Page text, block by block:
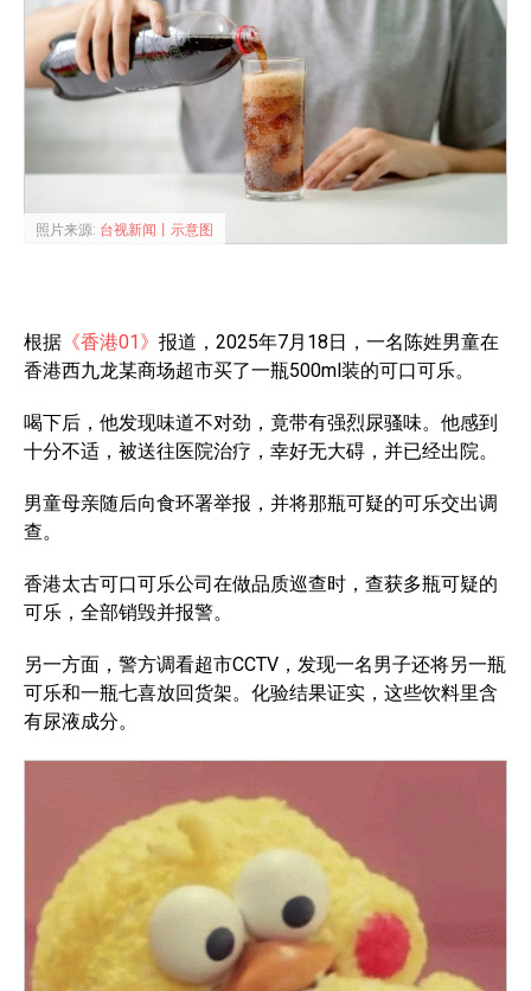
照片来源: 台视新闻丨示意图
根据 《香港01》 报道，2025年7月18日，一名陈姓男童在
香港西九龙某商场超市买了一瓶500ml装的可口可乐。
喝下后，他发现味道不对劲，竟带有强烈尿骚味。他感到
十分不适，被送往医院治疗，幸好无大碍，并已经出院。
男童母亲随后向食环署举报，并将那瓶可疑的可乐交出调
查。
香港太古可口可乐公司在做品质巡查时，查获多瓶可疑的
可乐，全部销毁并报警。
另一方面，警方调看超市CCTV，发现一名男子还将另一瓶
可乐和一瓶七喜放回货架。化验结果证实，这些饮料里含
有尿液成分。